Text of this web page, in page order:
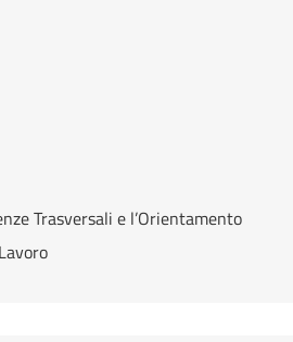
Trasversali e l’Orientamento